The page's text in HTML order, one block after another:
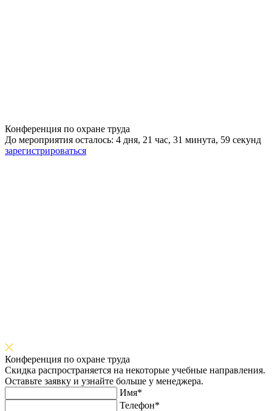
Конференция по охране труда
До мероприятия осталось: 4 дня, 21 час, 31 минута, 59 секунд
зарегистрироваться
Конференция по охране труда
Скидка распространяется на некоторые учебные направления.
Оставьте заявку и узнайте больше у менеджера.
Имя*
Телефон*